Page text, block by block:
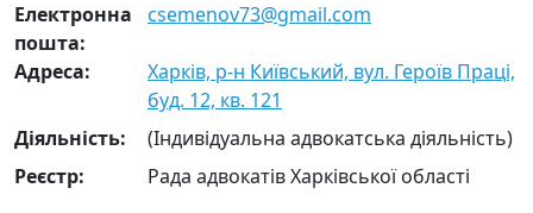
Електронна
пошта:
csemenov73@gmail.com
Адреса:
Харків, р-н Київський, вул. Героїв Праці,
буд. 12, кв. 121
Діяльність:
(Індивідуальна адвокатська діяльність)
Реєстр:
Рада адвокатів Харківської області